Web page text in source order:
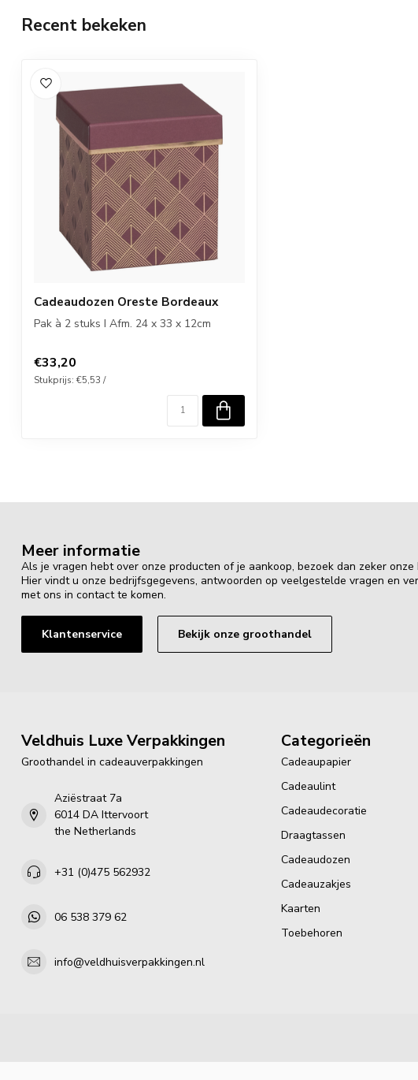
Recent bekeken
Cadeaudozen Oreste Bordeaux
Pak à 2 stuks I Afm. 24 x 33 x 12cm
€33,20
Stukprijs: €5,53 /
Meer informatie
Als je vragen hebt over onze producten of je aankoop, bezoek dan zeker
Hier vindt u onze bedrijfsgegevens, antwoorden op veelgestelde vragen en
met ons in contact te komen.
Klantenservice Bekijk onze groothandel
Veldhuis Luxe Verpakkingen
Groothandel in cadeauverpakkingen
Aziëstraat 7a
6014 DA Ittervoort
the Netherlands
+31 (0)475 562932
06 538 379 62
info@veldhuisverpakkingen.nl
Categorieën
Cadeaupapier
Cadeaulint
Cadeaudecoratie
Draagtassen
Cadeaudozen
Cadeauzakjes
Kaarten
Toebehoren